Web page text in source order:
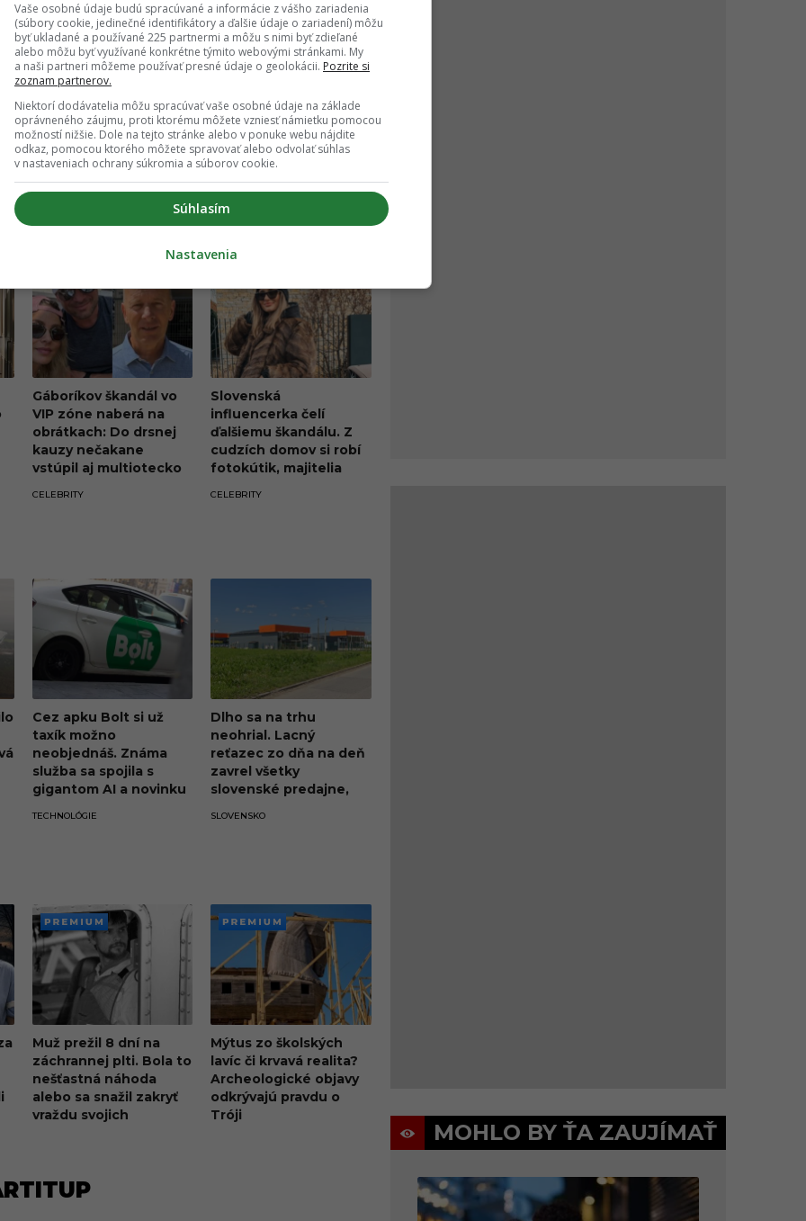
dizajnu na UAT v Bratislave a
komunikácie na UCM v Trnave, ktorý sa už
profesionálne venuje analýze
trendov, digi... viac o autorovi
Gáboríkov škandál vo
VIP zóne naberá na
obrátkach: Do drsnej
kauzy nečakane
vstúpil aj multiotecko
CELEBRITY
Slovenská
influencerka čelí
ďalšiemu škandálu. Z
cudzích domov si robí
fotokútik, majitelia
CELEBRITY
Cez apku Bolt si už
taxík možno
neobjednáš. Známa
služba sa spojila s
gigantom AI a novinku
spúšťa aj u nás
TECHNOLÓGIE
Dlho sa na trhu
neohrial. Lacný
reťazec zo dňa na deň
zavrel všetky
slovenské predajne,
SLOVENSKO
PREMI
UM
Muž prežil 8 dní na
záchrannej plti. Bola to
nešťastná náhoda
alebo sa snažil zakryť
vraždu svojich
PREMI
UM
Mýtus zo školských
lavíc či krvavá realita?
Archeologické objavy
odkrývajú pravdu o
Tróji
MOHLO BY ŤA ZAUJÍMAŤ
Vaše osobné údaje budú spracúvané a informácie z vášho zariadenia
(súbory cookie, jedinečné identifikátory a ďalšie údaje o zariadení) môžu
byť ukladané a používané 225 partnermi a môžu s nimi byť zdieľané
alebo môžu byť využívané konkrétne týmito webovými stránkami. My
a naši partneri môžeme používať presné údaje o geolokácii. Pozrite si
zoznam partnerov.
Niektorí dodávatelia môžu spracúvať vaše osobné údaje na základe
oprávneného záujmu, proti ktorému môžete vzniesť námietku pomocou
možností nižšie. Dole na tejto stránke alebo v ponuke webu nájdite
odkaz, pomocou ktorého môžete spravovať alebo odvolať súhlas
v nastaveniach ochrany súkromia a súborov cookie.
Súhlasím
Nastavenia